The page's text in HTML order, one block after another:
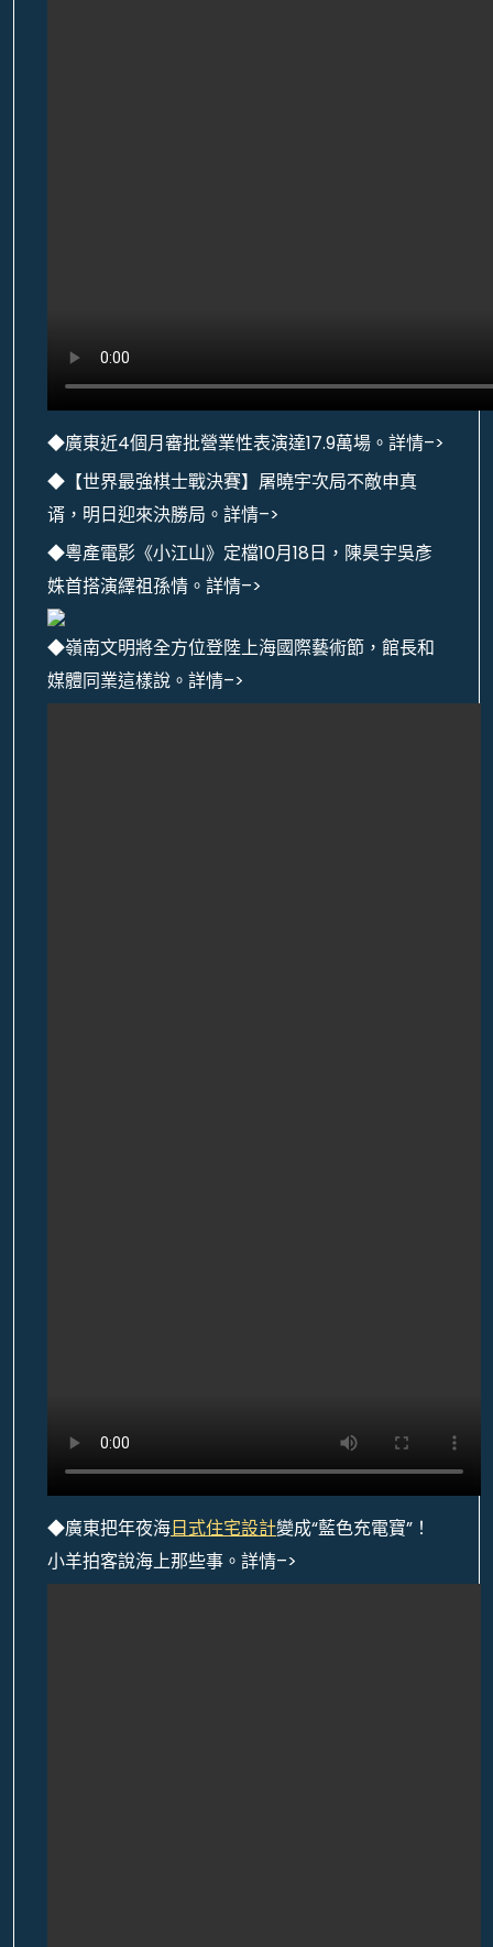
◆廣東近4個月審批營業性表演達17.9萬場。詳情–>
◆【世界最強棋士戰決賽】屠曉宇次局不敵申真
谞，明日迎來決勝局。詳情–>
◆粵產電影《小江山》定檔10月18日，陳昊宇吳彥
姝首搭演繹祖孫情。詳情–>
◆嶺南文明將全方位登陸上海國際藝術節，館長和
媒體同業這樣說。詳情–>
◆廣東把年夜海日式住宅設計變成“藍色充電寶”！
小羊拍客說海上那些事。詳情–>